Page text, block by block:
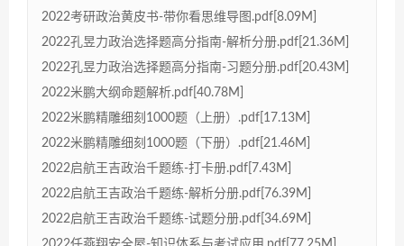
2022考研政治黄皮书-带你看思维导图.pdf[8.09M]
2022孔昱力政治选择题高分指南-解析分册.pdf[21.36M]
2022孔昱力政治选择题高分指南-习题分册.pdf[20.43M]
2022米鹏大纲命题解析.pdf[40.78M]
2022米鹏精雕细刻1000题（上册）.pdf[17.13M]
2022米鹏精雕细刻1000题（下册）.pdf[21.46M]
2022启航王吉政治千题练-打卡册.pdf[7.43M]
2022启航王吉政治千题练-解析分册.pdf[76.39M]
2022启航王吉政治千题练-试题分册.pdf[34.69M]